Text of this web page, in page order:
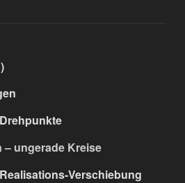
– ungerade Kreise
Verschiebung